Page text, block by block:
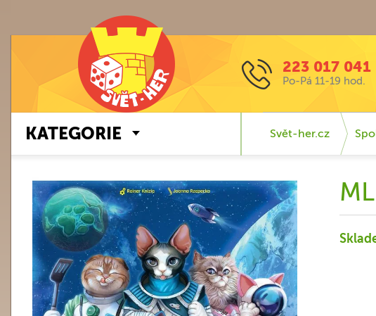
223 017 041
Po-Pá 11-19 hod.
KATEGORIE Svět-her.cz